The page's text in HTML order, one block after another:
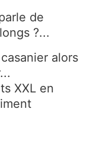
de
?...
alors
XXL en